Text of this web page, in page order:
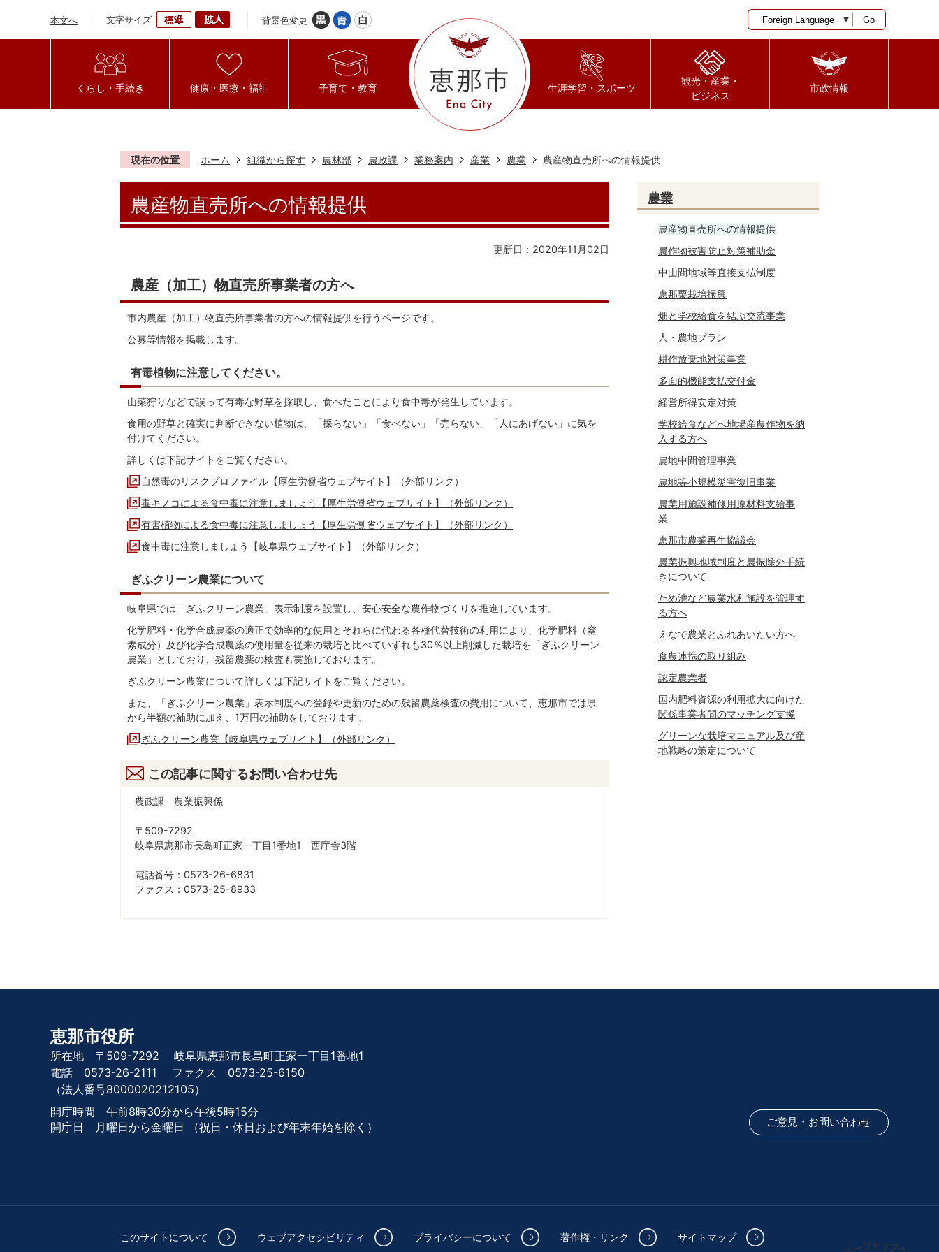
本文へ 文字サイズ 背景色変更 Go
くらし・手続き 健康・医療・福祉 子育て・教育 生涯学習・スポーツ
観光・産業・
ビジネス
市政情報
現在の位置 ホーム 組織から探す 農林部 農政課 業務案内 産業 農業 農産物直売所への情報提供
農産物直売所への情報提供
更新日：2020年11月02日
農産（加工）物直売所事業者の方へ
市内農産（加工）物直売所事業者の方への情報提供を行うページです。
公募等情報を掲載します。
有毒植物に注意してください。
山菜狩りなどで誤って有毒な野草を採取し、食べたことにより食中毒が発生しています。
食用の野草と確実に判断できない植物は、「採らない」「食べない」「売らない」「人にあげない」に気を
付けてください。
詳しくは下記サイトをご覧ください。
自然毒のリスクプロファイル【厚生労働省ウェブサイト】（外部リンク）
毒キノコによる食中毒に注意しましょう【厚生労働省ウェブサイト】（外部リンク）
有害植物による食中毒に注意しましょう【厚生労働省ウェブサイト】（外部リンク）
食中毒に注意しましょう【岐阜県ウェブサイト】（外部リンク）
ぎふクリーン農業について
岐阜県では「ぎふクリーン農業」表示制度を設置し、安心安全な農作物づくりを推進しています。
化学肥料・化学合成農薬の適正で効率的な使用とそれらに代わる各種代替技術の利用により、化学肥料（窒
素成分）及び化学合成農薬の使用量を従来の栽培と比べていずれも30％以上削減した栽培を「ぎふクリーン
農業」としており、残留農薬の検査も実施しております。
ぎふクリーン農業について詳しくは下記サイトをご覧ください。
また、「ぎふクリーン農業」表示制度への登録や更新のための残留農薬検査の費用について、恵那市では県
から半額の補助に加え、1万円の補助をしております。
ぎふクリーン農業【岐阜県ウェブサイト】（外部リンク）
この記事に関するお問い合わせ先
農政課 農業振興係
〒509-7292
岐阜県恵那市長島町正家一丁目1番地1 西庁舎3階
電話番号：0573-26-6831
ファクス：0573-25-8933
農業
農産物直売所への情報提供
農作物被害防止対策補助金
中山間地域等直接支払制度
恵那栗栽培振興
畑と学校給食を結ぶ交流事業
人・農地プラン
耕作放棄地対策事業
多面的機能支払交付金
経営所得安定対策
学校給食などへ地場産農作物を納
入する方へ
農地中間管理事業
農地等小規模災害復旧事業
農業用施設補修用原材料支給事
業
恵那市農業再生協議会
農業振興地域制度と農振除外手続
きについて
ため池など農業水利施設を管理す
る方へ
えなで農業とふれあいたい方へ
食農連携の取り組み
認定農業者
国内肥料資源の利用拡大に向けた
関係事業者間のマッチング支援
グリーンな栽培マニュアル及び産
地戦略の策定について
恵那市役所
所在地 〒509-7292
岐阜県恵那市長島町正家一丁目1番地1
電話 0573-26-2111
ファクス 0573-25-6150
（法人番号8000020212105）
開庁時間 午前8時30分から午後5時15分
開庁日 月曜日から金曜日
（祝日・休日および年末年始を除く） ご意見・お問い合わせ
このサイトについて ウェブアクセシビリティ プライバシーについて 著作権・リンク サイトマップ